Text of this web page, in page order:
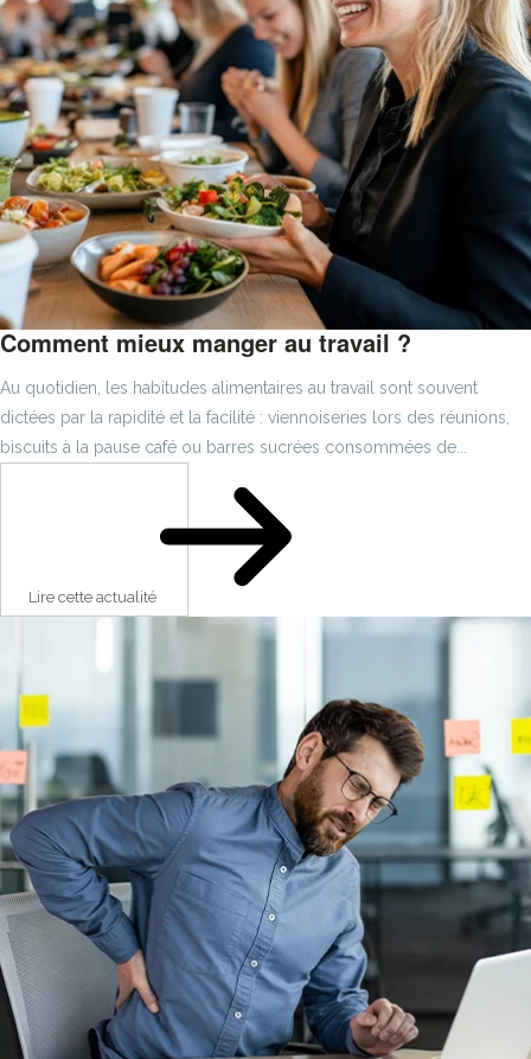
Comment mieux manger au travail ?
Au quotidien, les habitudes alimentaires au travail sont souvent
dictées par la rapidité et la facilité : viennoiseries lors des réunions,
biscuits à la pause café ou barres sucrées consommées de...
Lire cette actualité